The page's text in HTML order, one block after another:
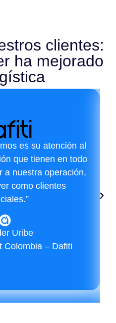
clientes:
ha mejorado
es su atención al
que tienen en todo
a nuestra operación,
como clientes
Uribe
Colombia – Dafiti